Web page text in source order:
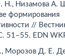
Н., Низамова А.
формирования
//
51–55. EDN
Морозов Д. Е.